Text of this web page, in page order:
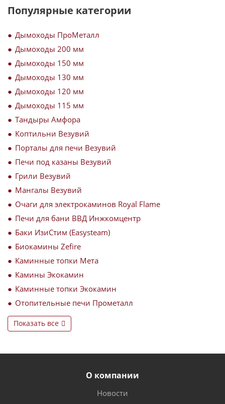
Популярные категории
Дымоходы ПроМеталл
Дымоходы 200 мм
Дымоходы 150 мм
Дымоходы 130 мм
Дымоходы 120 мм
Дымоходы 115 мм
Тандыры Амфора
Коптильни Везувий
Порталы для печи Везувий
Печи под казаны Везувий
Грили Везувий
Мангалы Везувий
Очаги для электрокаминов Royal Flame
Печи для бани ВВД Инжкомцентр
Баки ИзиСтим (Easysteam)
Биокамины Zefire
Каминные топки Мета
Камины Экокамин
Каминные топки Экокамин
Отопительные печи Прометалл
Показать все
О компании
Новости